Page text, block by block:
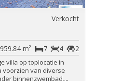
Verkocht
2
4
7
959.84 m²
villa op toplocatie in
voorzien van diverse
binnenzwembad,...